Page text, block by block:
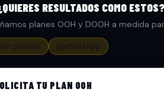
RESULTADOS COMO ESTOS?
planes OOH y DOOH a medida
Ver precios WhatsApp
TU PLAN OOH